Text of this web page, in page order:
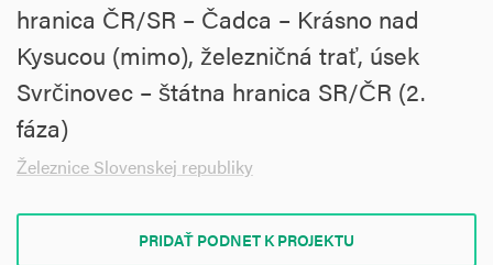
hranica ČR/SR – Čadca – Krásno nad
Kysucou (mimo), železničná trať, úsek
Svrčinovec – štátna hranica SR/ČR (2.
fáza)
Železnice Slovenskej republiky
PRIDAŤ PODNET K PROJEKTU